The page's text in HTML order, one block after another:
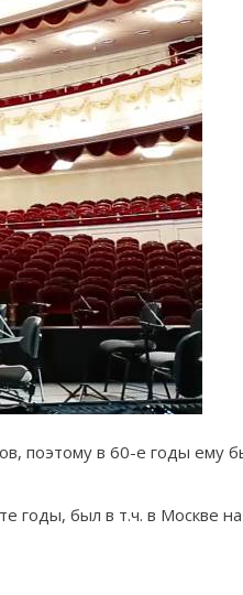
поэтому в 60-е годы ему
был в т.ч. в Москве